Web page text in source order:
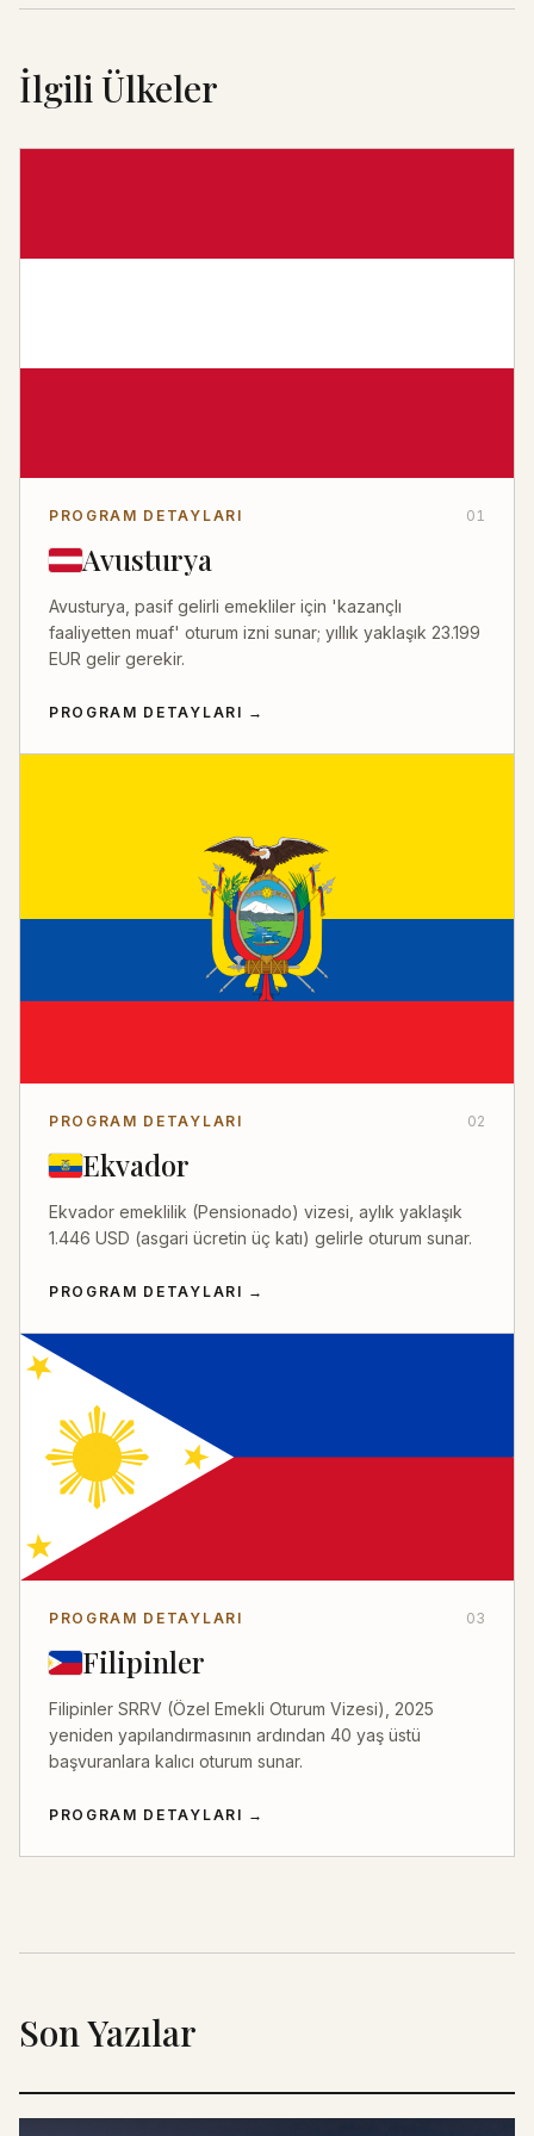
İlgili Ülkeler
PROGRAM DETAYLARI 01
Avusturya
Avusturya, pasif gelirli emekliler için 'kazançlı
faaliyetten muaf' oturum izni sunar; yıllık yaklaşık 23.199
EUR gelir gerekir.
PROGRAM DETAYLARI →
PROGRAM DETAYLARI 02
Ekvador
Ekvador emeklilik (Pensionado) vizesi, aylık yaklaşık
1.446 USD (asgari ücretin üç katı) gelirle oturum sunar.
PROGRAM DETAYLARI →
PROGRAM DETAYLARI 03
Filipinler
Filipinler SRRV (Özel Emekli Oturum Vizesi), 2025
yeniden yapılandırmasının ardından 40 yaş üstü
başvuranlara kalıcı oturum sunar.
PROGRAM DETAYLARI →
Son Yazılar